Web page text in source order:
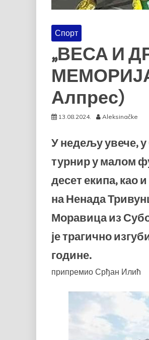
Спорт
„ВЕСА И
Алпрес)
13.08.2024. Aleksinačke
У недељу увече,
турнир у малом
десет екипа, као
на Ненада
Моравица из
је трагично
године.
припремио Срђан Илић